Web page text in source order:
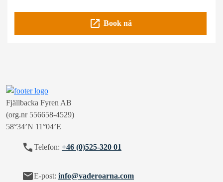
open_in_new Book nå
Fjällbacka Fyren AB
(org.nr 556658-4529)
58°34’N 11°04’E
callTelefon: +46 (0)525-320 01
mailE-post: info@vaderoarna.com